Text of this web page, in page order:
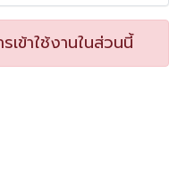
ข้าใช้งานในส่วนนี้